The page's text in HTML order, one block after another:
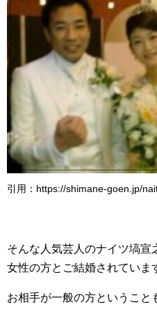
引用：https://shimane-goen.jp/
そんな人気芸人のナイツ塙
女性の方とご結婚されていま
お相手が一般の方ということ